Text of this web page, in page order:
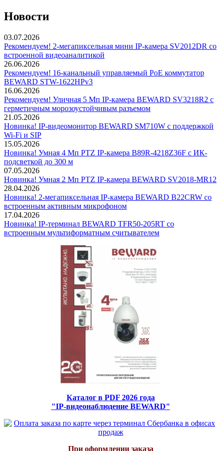
Новости
03.07.2026
Рекомендуем! 2-мегапиксельная мини IP-камера SV2012DR со
встроенной видеоаналитикой
26.06.2026
Рекомендуем! 16-канальный управляемый PoE коммутатор
BEWARD STW-1622HPv3
16.06.2026
Рекомендуем! Уличная 5 Мп IP-камера BEWARD SV3218R2 с
герметичным морозоустойчивым разъемом
21.05.2026
Новинка! IP-видеомонитор BEWARD SM710W с поддержкой
Wi-Fi и SIP
15.05.2026
Новинка! Умная 4 Мп PTZ IP-камера B89R-4218Z36F с ИК-
подсветкой до 300 м
07.05.2026
Новинка! Умная 2 Мп PTZ IP-камера BEWARD SV2018-MR12
28.04.2026
Новинка! 2-мегапиксельная IP-камера BEWARD B22CRW со
встроенным активным микрофоном
17.04.2026
Новинка! IP-терминал BEWARD TFR50-205RT со
встроенным мультиформатным считывателем
Каталог в PDF 2026 года
"IP-видеонаблюдение BEWARD"
При оформлении заказа